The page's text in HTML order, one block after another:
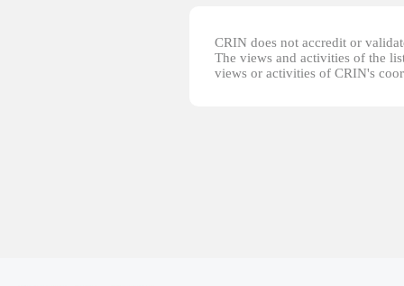
CRIN does not accredit or
The views and activities of the
views or activities of CRIN's